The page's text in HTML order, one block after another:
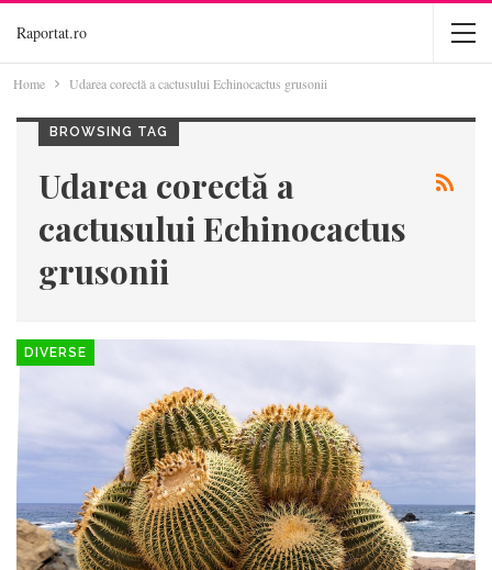
Raportat.ro
Home Udarea corectă a cactusului Echinocactus grusonii
BROWSING TAG
Udarea corectă a
cactusului Echinocactus
grusonii
DIVERSE